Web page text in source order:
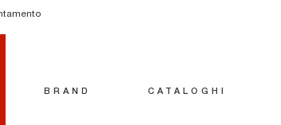
BRAND CATALOGHI